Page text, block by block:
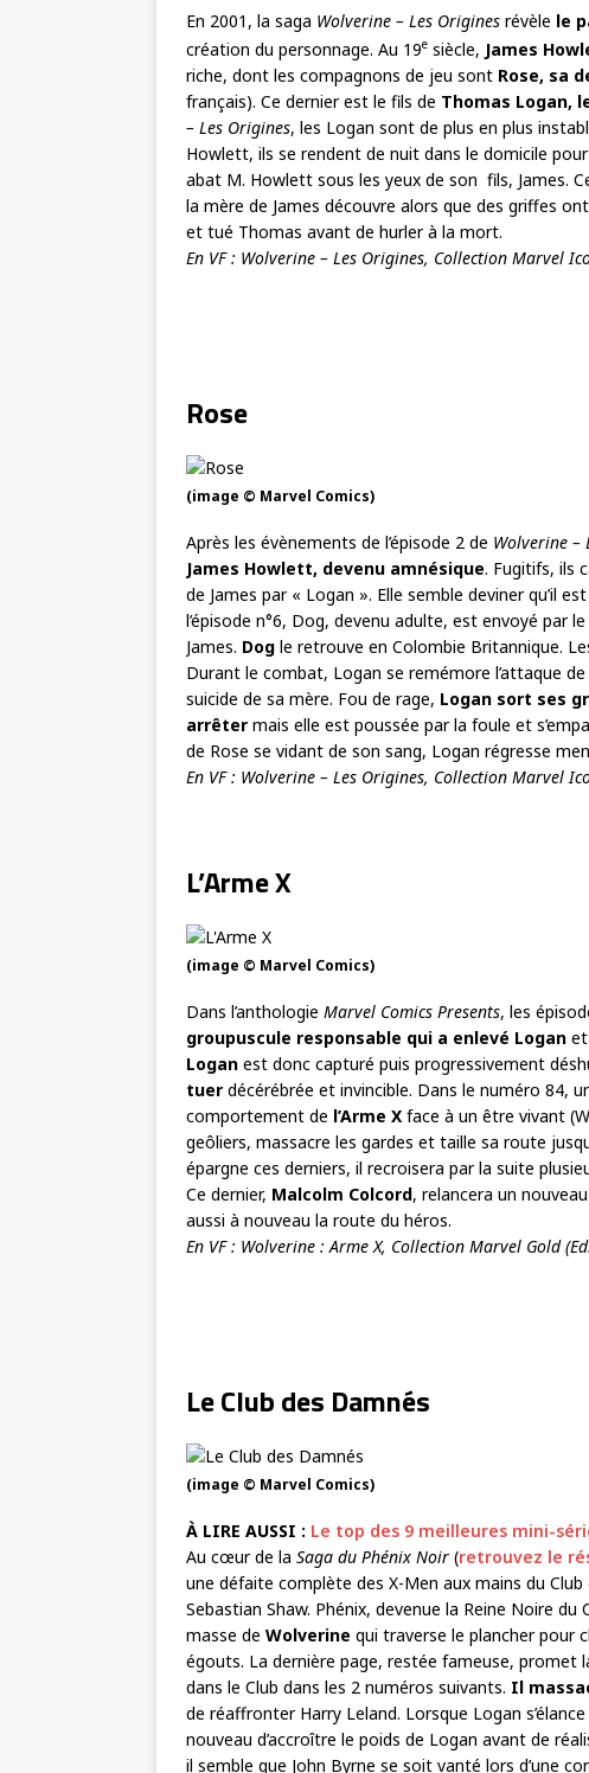
En 2001, la saga Wolverine – Les Origines révèle le
création du personnage. Au 19e siècle, James
riche, dont les compagnons de jeu sont Rose, sa
français). Ce dernier est le fils de Thomas Logan,
– Les Origines, les Logan sont de plus en plus
Howlett, ils se rendent de nuit dans le domicile
abat M. Howlett sous les yeux de son fils, James.
la mère de James découvre alors que des griffes
et tué Thomas avant de hurler à la mort.
En VF : Wolverine – Les Origines, Collection Marvel
Rose
(image © Marvel Comics)
Après les évènements de l’épisode 2 de Wolverine –
James Howlett, devenu amnésique. Fugitifs, ils
de James par « Logan ». Elle semble deviner qu’il est
l’épisode n°6, Dog, devenu adulte, est envoyé
James. Dog le retrouve en Colombie Britannique.
Durant le combat, Logan se remémore l’attaque
suicide de sa mère. Fou de rage, Logan sort ses
arrêter mais elle est poussée par la foule et
de Rose se vidant de son sang, Logan régresse
En VF : Wolverine – Les Origines, Collection Marvel
L’Arme X
(image © Marvel Comics)
Dans l’anthologie Marvel Comics Presents, les
groupuscule responsable qui a enlevé Logan
Logan est donc capturé puis progressivement
tuer décérébrée et invincible. Dans le numéro 84,
comportement de l’Arme X face à un être vivant
geôliers, massacre les gardes et taille sa route
épargne ces derniers, il recroisera par la suite
Ce dernier, Malcolm Colcord, relancera un
aussi à nouveau la route du héros.
En VF : Wolverine : Arme X, Collection Marvel Gold
Le Club des Damnés
(image © Marvel Comics)
À LIRE AUSSI : Le top des 9 meilleures mini-
Au cœur de la Saga du Phénix Noir (retrouvez le
une défaite complète des X-Men aux mains du
Sebastian Shaw. Phénix, devenue la Reine Noire
masse de Wolverine qui traverse le plancher pour
égouts. La dernière page, restée fameuse, promet
dans le Club dans les 2 numéros suivants. Il
de réaffronter Harry Leland. Lorsque Logan
nouveau d’accroître le poids de Logan avant de
il semble que John Byrne se soit vanté lors d’une